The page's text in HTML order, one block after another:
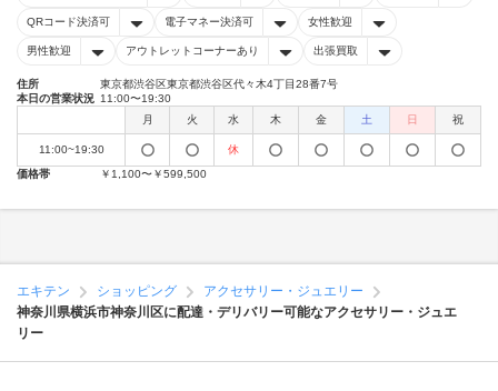
QRコード決済可 電子マネー決済可 女性歓迎
男性歓迎 アウトレットコーナーあり 出張買取
住所
東京都渋谷区東京都渋谷区代々木4丁目28番7号
本日の営業状況 11:00〜19:30
月
火 水 木 金 土 日 祝
11:00~19:30
休
価格帯
￥1,100〜￥599,500
エキテン ショッピング
アクセサリー・ジュエリー
神奈川県横浜市神奈川区に配達・デリバリー可能なアクセサリー・ジュエ
リー